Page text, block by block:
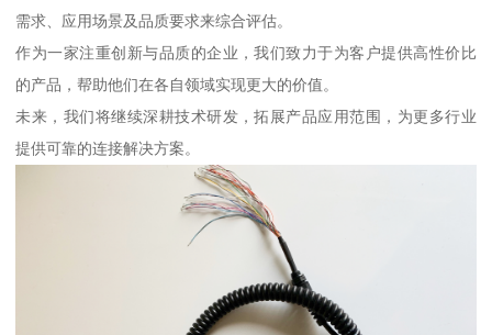
需求、应用场景及品质要求来综合评估。
作为一家注重创新与品质的企业，我们致力于为客户提供高性价比
的产品，帮助他们在各自领域实现更大的价值。
未来，我们将继续深耕技术研发，拓展产品应用范围，为更多行业
提供可靠的连接解决方案。